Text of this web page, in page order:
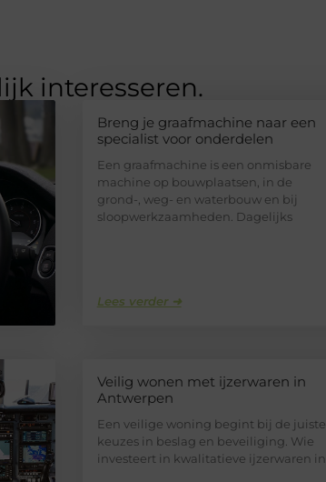
interesseren.
Breng je graafmachine naar een
specialist voor onderdelen
Een graafmachine is een onmisbare
machine op bouwplaatsen, in de
grond-, weg- en waterbouw en bij
sloopwerkzaamheden. Dagelijks
Lees verder ➜
Veilig wonen met ijzerwaren in
Antwerpen
Een veilige woning begint bij de juiste
keuzes in beslag en beveiliging. Wie
investeert in kwalitatieve ijzerwaren in